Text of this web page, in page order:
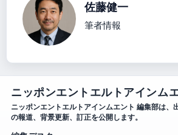
佐藤健一
筆者情報
ニッポンエントエルトアインム
ニッポンエントエルトアインムエント 編集部は、
の報道、背景更新、訂正を公開します。